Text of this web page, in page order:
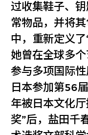
过收集鞋子、
常物品，并将
中，重新定义了
她曾在全球多
参与多项国际
日本参加第56
年被日本文化
奖”后，盐田千